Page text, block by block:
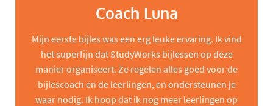
Coach Luna
Mijn eerste bijles was een erg leuke ervaring. Ik vind
het superfijn dat StudyWorks bijlessen op deze
manier organiseert. Ze regelen alles goed voor de
bijlescoach en de leerlingen, en ondersteunen je
waar nodig. Ik hoop dat ik nog meer leerlingen op